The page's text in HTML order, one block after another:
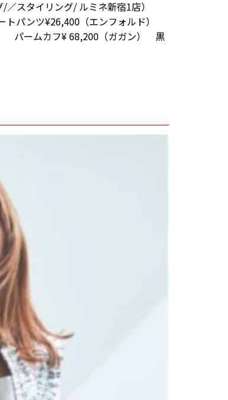
/／スタイリング/ ルミネ新宿1店）
トパンツ¥26,400（エンフォルド）
パームカフ¥ 68,200（ガガン） 黒